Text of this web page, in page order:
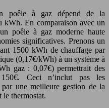
poêle à gaz dépend de la
kWh. En comparaison avec un
poêle à gaz moderne haute
significatives. Prenons un
1500 kWh de chauffage par
(0,17€/kWh) à un système à
gaz : 0,07€) permettrait des
150€. Ceci n’inclut pas les
par une meilleure gestion de la
le thermostat.